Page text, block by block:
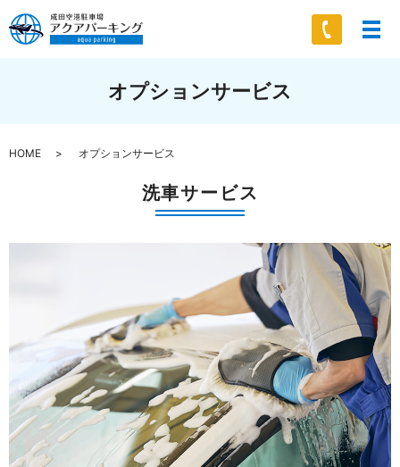
オプションサービス
HOME オプションサービス
洗車サービス